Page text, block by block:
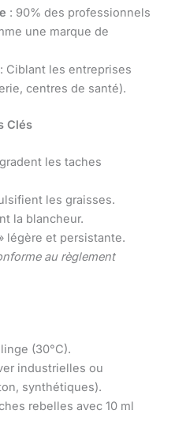
: 90% des professionnels
une marque de
: Ciblant les entreprises
centres de santé).
Clés
les taches
les graisses.
la blancheur.
légère et persistante.
au règlement
(30°C).
industrielles ou
synthétiques).
rebelles avec 10 ml